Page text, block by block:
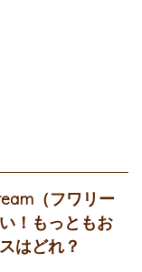
（フワリー
！もっともお
はどれ？